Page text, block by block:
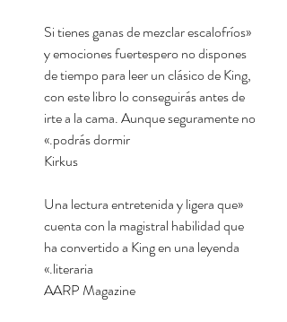
«Si tienes ganas de mezclar escalofríos
y emociones fuertespero no dispones
de tiempo para leer un clásico de King,
con este libro lo conseguirás antes de
irte a la cama. Aunque seguramente no
podrás dormir.»
Kirkus
«Una lectura entretenida y ligera que
cuenta con la magistral habilidad que
ha convertido a King en una leyenda
literaria.»
AARP Magazine